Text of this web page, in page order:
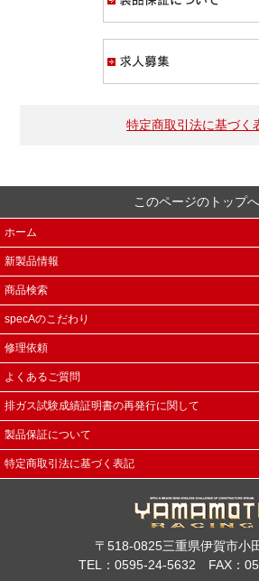
特定商取引法に基づく
このページのトップへ
ホーム
新製品情報
商品検索
specAのこだわり
修理依頼
よくあるご質問
排ガス試験成績証明書の再発行に関して
製品保証について
特定商取引法に基づく表記
〒518-0825三重県伊賀市小
TEL：0595-24-5632 FAX：